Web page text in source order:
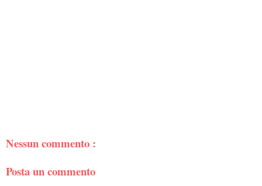
Nessun commento :
Posta un commento